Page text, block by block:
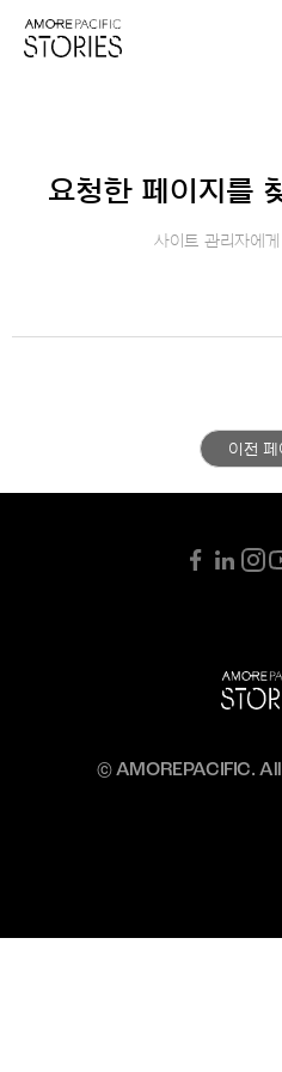
요청한 페이지를
사이트 관리자에
이전 페
© AMOREPACIFIC.